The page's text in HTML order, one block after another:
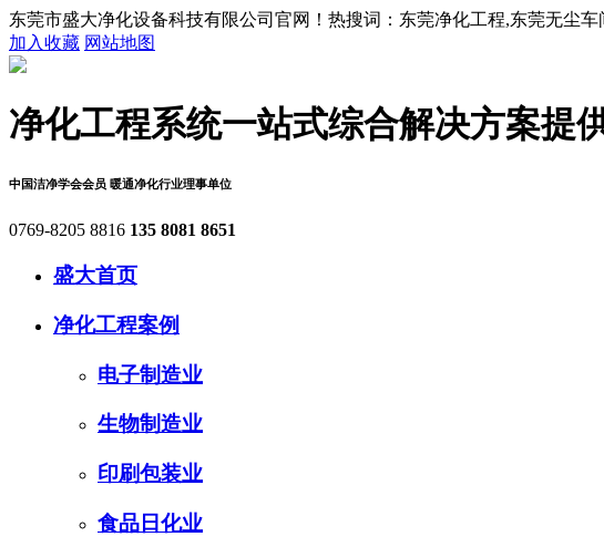
东莞市盛大净化设备科技有限公司官网！热搜词：东莞净化工程,东莞无尘
加入收藏 网站地图
净化工程系统一站式综合解决方案提
中国洁净学会会员 暖通净化行业理事单位
0769-8205 8816 135 8081 8651
盛大首页
净化工程案例
电子制造业
生物制造业
印刷包装业
食品日化业